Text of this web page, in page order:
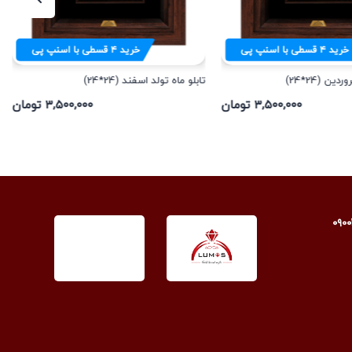
خرید۴قسطی با اسنپ پی
(24*24)
۳,۵۰۰,۰۰۰ تومان
خرید۴قسطی با اسنپ پی
تابلو ماه تولد اسفند (24*24)
۳,۵۰۰,۰۰۰ تومان